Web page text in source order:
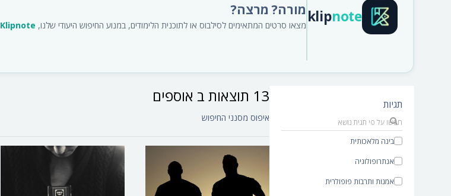
klipnote מורה? מרצה?
מצאו סרטים המתאימים לסילבוס או לתוכנית הלימודים, במנוע החיפוש היעודי שלנו, Klipnote
תגיות
בינה מלאכותית
אנתרופולוגיה
אמנות ותרבות פופולרית
13 תוצאות ב אוספים‎
איפוס מסנני החיפוש
אבא ציפור
הייתי שם - האנשים
שבצמתי ההיסטוריה